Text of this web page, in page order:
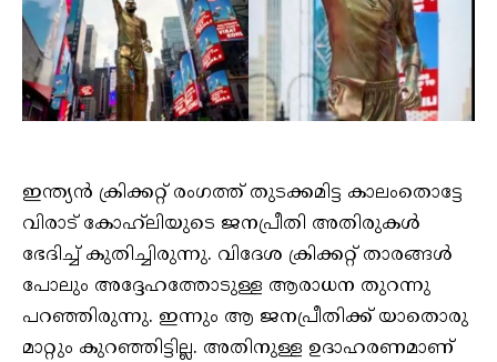
ഇന്ത്യൻ ക്രിക്കറ്റ് രംഗത്ത് തുടക്കമിട്ട കാലംതൊട്ടേ
വിരാട് കോഹ്‌ലിയുടെ ജനപ്രീതി അതിരുകൾ
ഭേദിച്ച് കുതിച്ചിരുന്നു. വിദേശ ക്രിക്കറ്റ് താരങ്ങൾ
പോലും അദ്ദേഹത്തോടുള്ള ആരാധന തുറന്നു
പറഞ്ഞിരുന്നു. ഇന്നും ആ ജനപ്രീതിക്ക് യാതൊരു
മാറ്റും കുറഞ്ഞിട്ടില്ല. അതിനുള്ള ഉദാഹരണമാണ്